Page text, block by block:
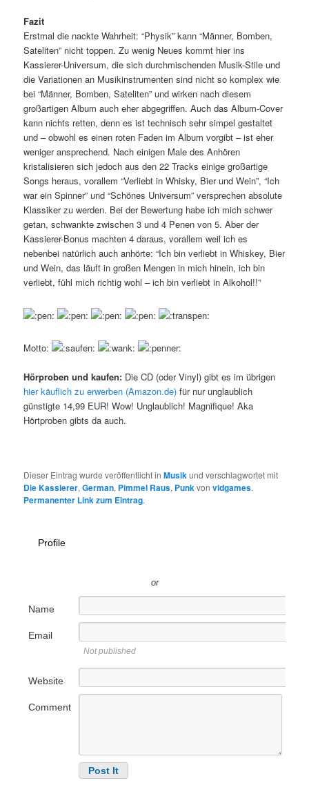
Fazit
Erstmal die nackte Wahrheit: “Physik” kann “Männer, Bomben,
Sateliten” nicht toppen. Zu wenig Neues kommt hier ins
Kassierer-Universum, die sich durchmischenden Musik-Stile und
die Variationen an Musikinstrumenten sind nicht so komplex wie
bei “Männer, Bomben, Sateliten” und wirken nach diesem
großartigen Album auch eher abgegriffen. Auch das Album-Cover
kann nichts retten, denn es ist technisch sehr simpel gestaltet
und – obwohl es einen roten Faden im Album vorgibt – ist eher
weniger ansprechend. Nach einigen Male des Anhören
kristalisieren sich jedoch aus den 22 Tracks einige großartige
Songs heraus, vorallem “Verliebt in Whisky, Bier und Wein”, “Ich
war ein Spinner” und “Schönes Universum” versprechen absolute
Klassiker zu werden. Bei der Bewertung habe ich mich schwer
getan, schwankte zwischen 3 und 4 Penen von 5. Aber der
Kassierer-Bonus machten 4 daraus, vorallem weil ich es
nebenbei natürlich auch anhörte: “Ich bin verliebt in Whiskey, Bier
und Wein, das läuft in großen Mengen in mich hinein, ich bin
verliebt, fühl mich richtig wohl – ich bin verliebt in Alkohol!!”
Motto:
Hörproben und kaufen: Die CD (oder Vinyl) gibt es im übrigen
hier käuflich zu erwerben (Amazon.de) für nur unglaublich
günstigte 14,99 EUR! Wow! Unglaublich! Magnifique! Aka
Hörtproben gibts da auch.
Dieser Eintrag wurde veröffentlicht inMusikund verschlagwortet mit
Die Kassierer,German, Pimmel Raus, Punkvonvidgames.
Permanenter Link zum Eintrag.
Profile
or
Name
Email
Not published
Website
Comment